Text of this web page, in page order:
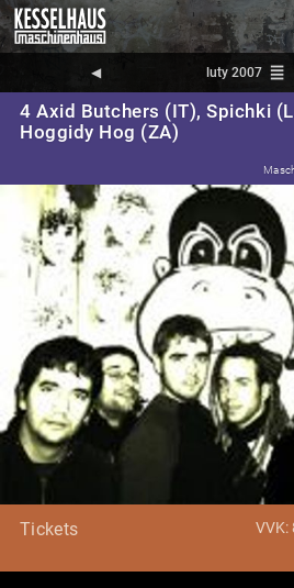
◀︎ luty 2007 reorder
4 Axid Butchers (IT), Spichki
Hoggidy Hog (ZA)
Tickets VVK: